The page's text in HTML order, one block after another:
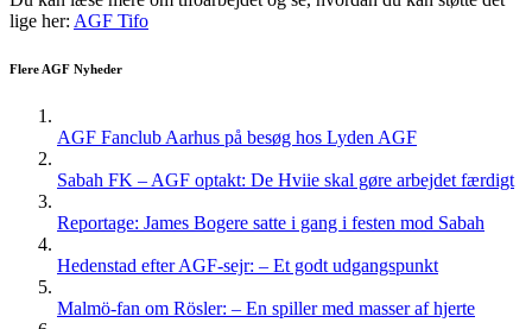
lige her: AGF Tifo
Flere AGF Nyheder
AGF Fanclub Aarhus på besøg hos Lyden AGF
Sabah FK – AGF optakt: De Hviie skal gøre arbejdet færdigt
Reportage: James Bogere satte i gang i festen mod Sabah
Hedenstad efter AGF-sejr: – Et godt udgangspunkt
Malmö-fan om Rösler: – En spiller med masser af hjerte